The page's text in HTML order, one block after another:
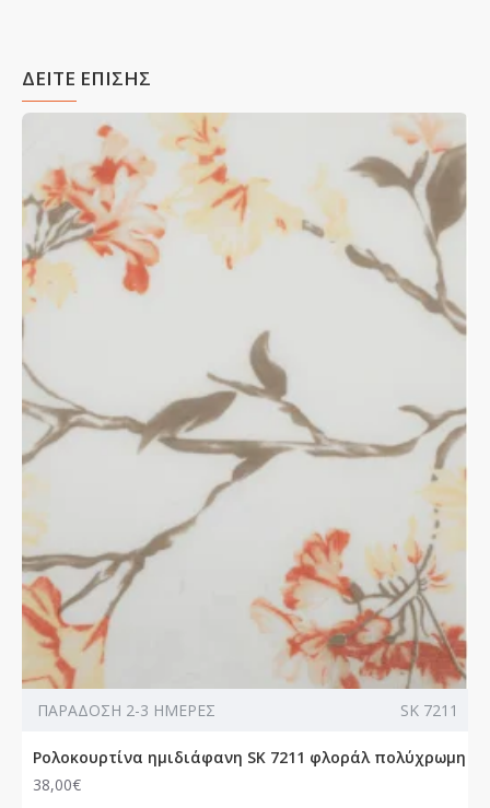
ΔΕΙΤΕ ΕΠΙΣΗΣ
ΠΑΡΑΔΟΣΗ 2-3 ΗΜΕΡΕΣ SK 7211
Ρολοκουρτίνα ημιδιάφανη SK 7211 φλοράλ πολύχρωμη
38,00€